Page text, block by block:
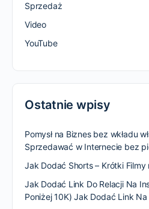
Sprzedaż
Video
YouTube
Ostatnie wpisy
Pomysł na Biznes bez wkładu
Sprzedawać w Internecie bez
Jak Dodać Shorts – Krótki Filmy
Jak Dodać Link Do Relacji Na
Poniżej 10K) Jak Dodać Link